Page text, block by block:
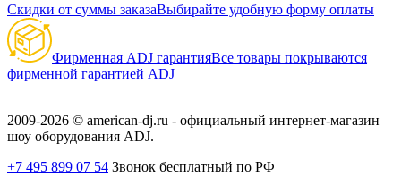
Скидки от суммы заказаВыбирайте удобную форму оплаты
Фирменная ADJ гарантияВсе товары покрываются
фирменной гарантией ADJ
2009-2026 © american-dj.ru - официальный интернет-магазин
шоу оборудования ADJ.
+7 495 899 07 54 Звонок бесплатный по РФ